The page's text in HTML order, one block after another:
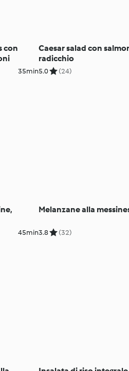
con
35min
Caesar salad con
radicchio
5.0 (24)
45min
Melanzane alla
3.8 (32)